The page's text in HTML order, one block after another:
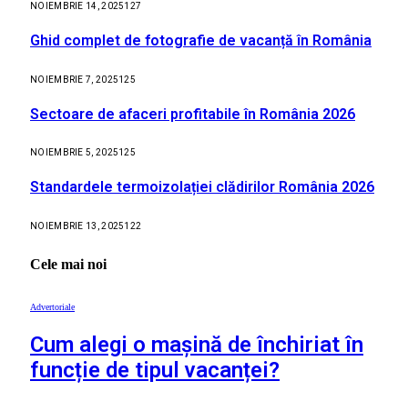
NOIEMBRIE 14, 2025127
Ghid complet de fotografie de vacanță în România
NOIEMBRIE 7, 2025125
Sectoare de afaceri profitabile în România 2026
NOIEMBRIE 5, 2025125
Standardele termoizolației clădirilor România 2026
NOIEMBRIE 13, 2025122
Cele mai noi
Advertoriale
Cum alegi o mașină de închiriat în
funcție de tipul vacanței?